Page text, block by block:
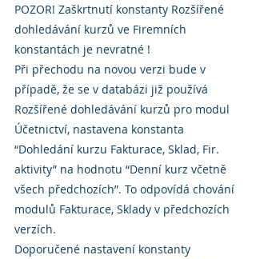
POZOR! Zaškrtnutí konstanty Rozšířené
dohledávání kurzů ve Firemních
konstantách je nevratné !
Při přechodu na novou verzi bude v
případě, že se v databázi již používá
Rozšířené dohledávání kurzů pro modul
Účetnictví, nastavena konstanta
“Dohledání kurzu Fakturace, Sklad, Fir.
aktivity” na hodnotu “Denní kurz včetně
všech předchozích”. To odpovídá chování
modulů Fakturace, Sklady v předchozích
verzích.
Doporučené nastavení konstanty